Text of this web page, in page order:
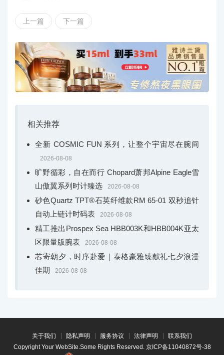
上一篇 下一篇
相关推荐
全新 COSMIC FUN 系列，让整个宇宙尽在腕间
2026-08-08
旷野循彩，自在而行 Chopard萧邦Alpine Eagle雪
山傲翼系列时计臻选
2026-08-08
砂色Quartz TPT®石英纤维款RM 65-01 双秒追针
自动上链计时码表
2026-08-08
精工推出Prospex Sea HBB003K和HBB004K亚太
区限量版腕表
2026-08-08
芯寄朝夕，时序赴爱｜泰格豪雅臻献礼七夕浪漫
佳期
2026-08-08
关于我们 隐私声明 服务协议 法律声明
联系我们
Copyright Your WebSite.Some Rights Reserved. 京ICP备11040872号-38